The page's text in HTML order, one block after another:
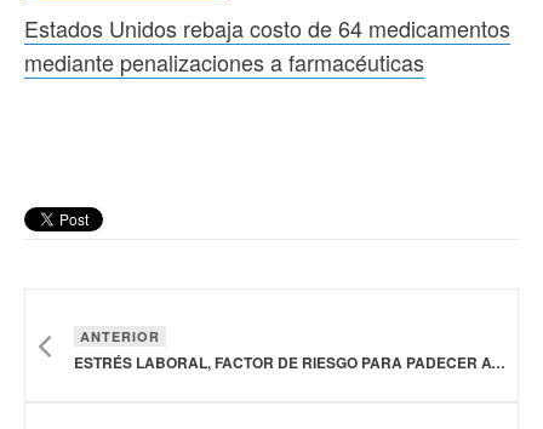
Estados Unidos rebaja costo de 64 medicamentos
mediante penalizaciones a farmacéuticas
ANTERIOR
ESTRÉS LABORAL, FACTOR DE RIESGO PARA PADECER ATAQUES AL CORAZÓN: ESPECIALISTA